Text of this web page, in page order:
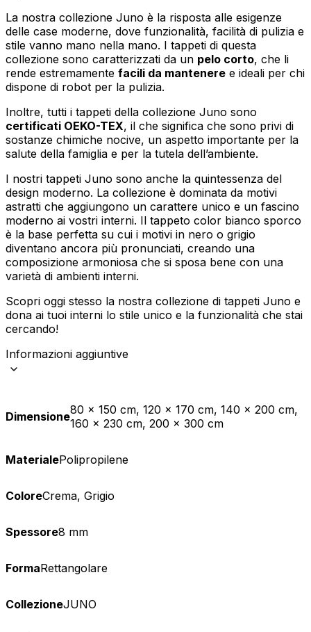
La nostra collezione Juno è la risposta alle esigenze
delle case moderne, dove funzionalità, facilità di pulizia e
stile vanno mano nella mano. I tappeti di questa
collezione sono caratterizzati da un pelo corto, che li
rende estremamente facili da mantenere e ideali per chi
dispone di robot per la pulizia.
Inoltre, tutti i tappeti della collezione Juno sono
certificati OEKO-TEX, il che significa che sono privi di
sostanze chimiche nocive, un aspetto importante per la
salute della famiglia e per la tutela dell’ambiente.
I nostri tappeti Juno sono anche la quintessenza del
design moderno. La collezione è dominata da motivi
astratti che aggiungono un carattere unico e un fascino
moderno ai vostri interni. Il tappeto color bianco sporco
è la base perfetta su cui i motivi in nero o grigio
diventano ancora più pronunciati, creando una
composizione armoniosa che si sposa bene con una
varietà di ambienti interni.
Scopri oggi stesso la nostra collezione di tappeti Juno e
dona ai tuoi interni lo stile unico e la funzionalità che stai
cercando!
Informazioni aggiuntive
Dimensione80 x 150 cm, 120 x 170 cm, 140 x 200 cm,
160 x 230 cm, 200 x 300 cm
MaterialePolipropilene
ColoreCrema, Grigio
Spessore8 mm
FormaRettangolare
CollezioneJUNO